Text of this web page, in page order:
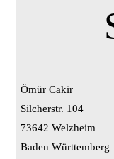
Ömür Cakir
Silcherstr. 104
73642 Welzheim
Baden Württemberg